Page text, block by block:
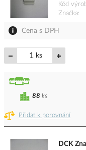
Kód
Značka
Cena s DPH
ks
Přidat k porovnání
88 ks
DCK